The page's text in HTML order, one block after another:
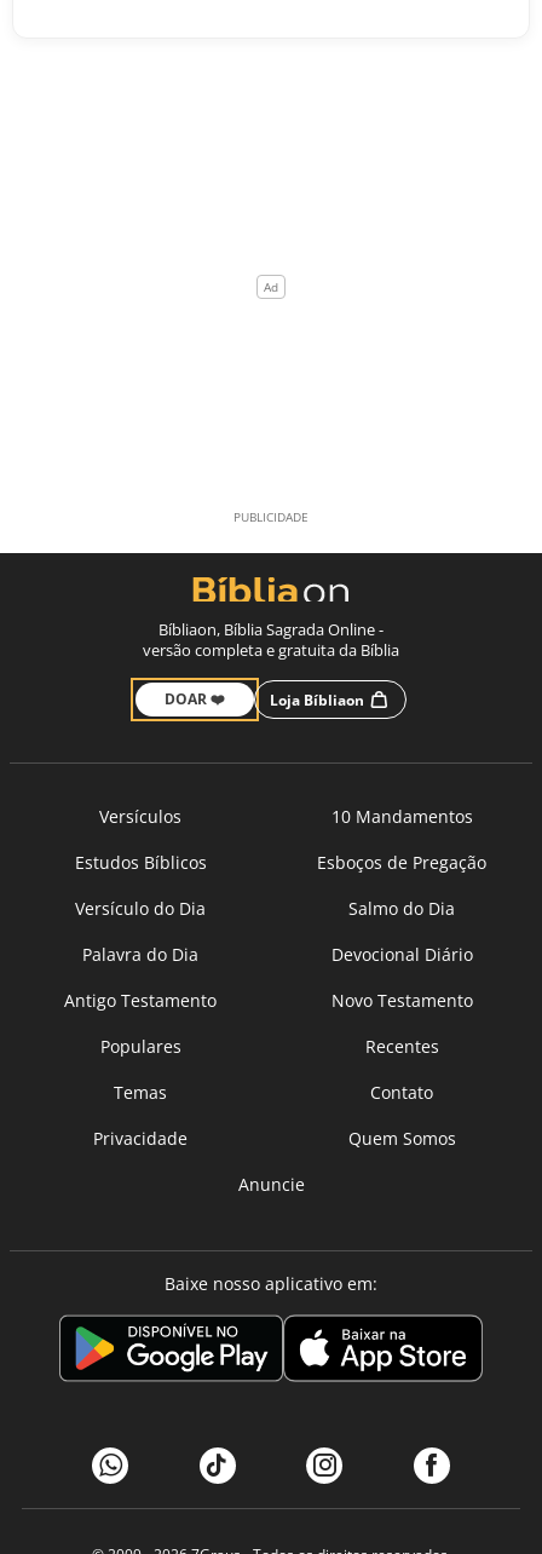
Bíbliaon, Bíblia Sagrada Online -
versão completa e gratuita da Bíblia
DOAR ❤️ Loja Bíbliaon
Versículos
10 Mandamentos
Estudos Bíblicos
Esboços de Pregação
Versículo do Dia
Salmo do Dia
Palavra do Dia
Devocional Diário
Antigo Testamento
Novo Testamento
Populares
Recentes
Temas
Contato
Privacidade
Quem Somos
Anuncie
Baixe nosso aplicativo em: